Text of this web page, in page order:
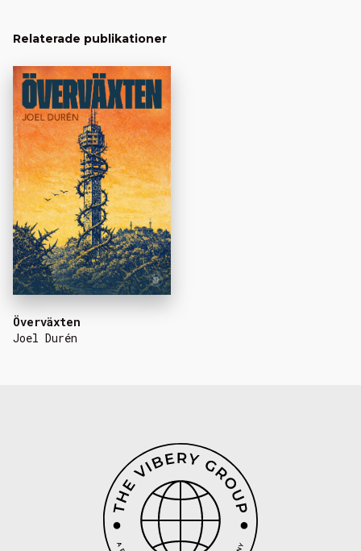
Relaterade publikationer
Överväxten
Joel Durén